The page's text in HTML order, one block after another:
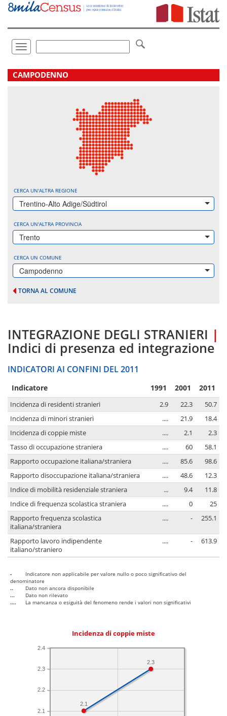
Vai
direttamente
Toggle
navigation
.
CAMPODENNO
CERCA UN'ALTRA REGIONE
Trentino-Alto Adige/Südtirol
CERCA UN'ALTRA PROVINCIA
Trento
CERCA UN COMUNE
Campodenno
TORNA AL COMUNE
INTEGRAZIONE DEGLI STRANIERI |
Indici di presenza ed integrazione
INDICATORI AI CONFINI DEL 2011
Indicatore 1991 2001 2011
Incidenza di residenti stranieri 2.9 22.3
50.7
Incidenza di minori stranieri
.... 21.9
18.4
Incidenza di coppie miste
.... 2.1
2.3
Tasso di occupazione straniera
.... 60
58.1
Rapporto occupazione italiana/straniera
.... 85.6
98.6
Rapporto disoccupazione italiana/straniera
.... 48.6
12.3
Indice di mobilità residenziale straniera
... 9.4
11.8
Indice di frequenza scolastica straniera
.... 0
25
Rapporto frequenza scolastica
italiana/straniera
.... - 255.1
Rapporto lavoro indipendente
italiano/straniero
.... - 613.9
-
Indicatore non applicabile per valore nullo o poco significativo del
denominatore
..
Dato non ancora disponibile
...
Dato non rilevato
....
La mancanza o esiguità del fenomeno rende i valori non significativi
Incidenza di coppie miste
2.1
2.2
2.3
2.4
2.3
2.1